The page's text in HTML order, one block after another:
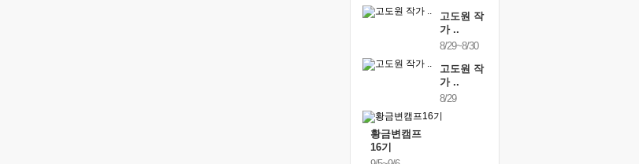
고도원 작
가 ..
8/29~8/30
고도원 작
가 ..
8/29
황금변캠프
16기